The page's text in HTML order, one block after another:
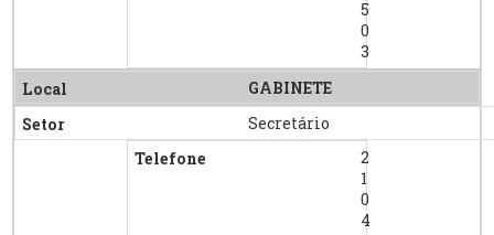
5
0
3
GABINETE
Secretário
2
1
0
4